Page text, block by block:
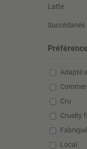
Latte
Succédanés
Adapté
Cru
Cruelty
Local